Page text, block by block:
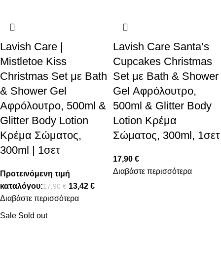
Lavish Care |
Mistletoe Kiss
Christmas Set με Bath
& Shower Gel
Αφρόλουτρο, 500ml &
Glitter Body Lotion
Κρέμα Σώματος,
300ml | 1σετ
Προτεινόμενη τιμή
καταλόγου:17,90€ 13,42 €
Διαβάστε περισσότερα
Lavish Care Santa’s
Cupcakes Christmas
Set με Bath & Shower
Gel Αφρόλουτρο,
500ml & Glitter Body
Lotion Κρέμα
Σώματος, 300ml, 1σετ
17,90 €
Διαβάστε περισσότερα
Sale Sold out